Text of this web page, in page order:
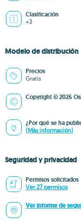
Clasificación
+3
Modelo de distribución
Precios
Gratis
Copyright © 2026
¿Por qué se ha
(Más información)
Seguridad y privacidad
Permisos solicitados
Ver 27 permisos
Ver informe de